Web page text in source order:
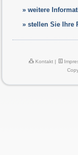
» weitere
» stellen Sie Ihre
Kontakt